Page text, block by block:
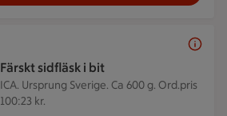
Färskt sidfläsk i bit
ICA. Ursprung Sverige. Ca 600 g. Ord.pris
100:23 kr.